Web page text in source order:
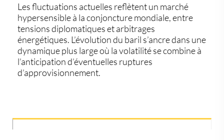
Les fluctuations actuelles reflètent un marché
hypersensible à la conjoncture mondiale, entre
tensions diplomatiques et arbitrages
énergétiques. L’évolution du baril s’ancre dans une
dynamique plus large où la volatilité se combine à
l’anticipation d’éventuelles ruptures
d’approvisionnement.